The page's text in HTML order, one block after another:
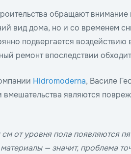
обращают внимание
вид дома, но и со временем
подвергается воздействию
ремонт впоследствии
Hidromoderna, Василе
вмешательства являются
от уровня пола появляются
— значит, проблема